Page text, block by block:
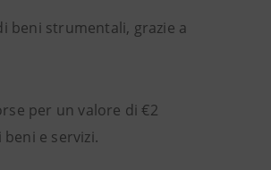
beni strumentali, grazie a
per un valore di €2
e servizi.